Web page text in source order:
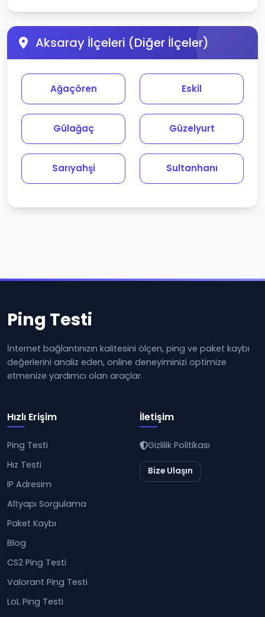
Aksaray İlçeleri (Diğer İlçeler)
Ağaçören Eskil
Gülağaç Güzelyurt
Sarıyahşi Sultanhanı
Ping Testi
İnternet bağlantınızın kalitesini ölçen, ping ve paket kaybı
değerlerini analiz eden, online deneyiminizi optimize
etmenize yardımcı olan araçlar.
Hızlı Erişim
Ping Testi
Hız Testi
IP Adresim
Altyapı Sorgulama
Paket Kaybı
Blog
CS2 Ping Testi
Valorant Ping Testi
LoL Ping Testi
İletişim
Gizlilik Politikası
Bize Ulaşın